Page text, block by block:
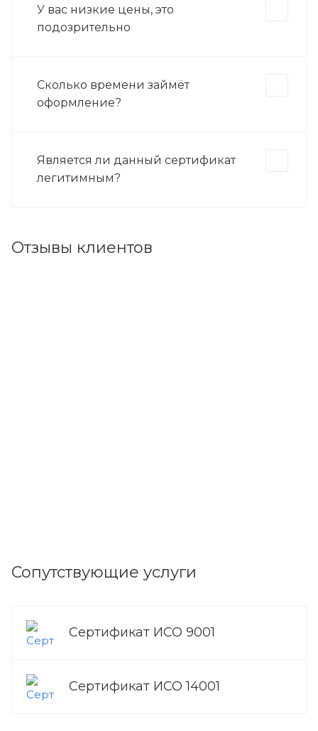
У вас низкие цены, это
подозрительно
Сколько времени займёт
оформление?
Является ли данный сертификат
легитимным?
Отзывы клиентов
Сопутствующие услуги
Сертификат ИСО 9001
Сертификат ИСО 14001